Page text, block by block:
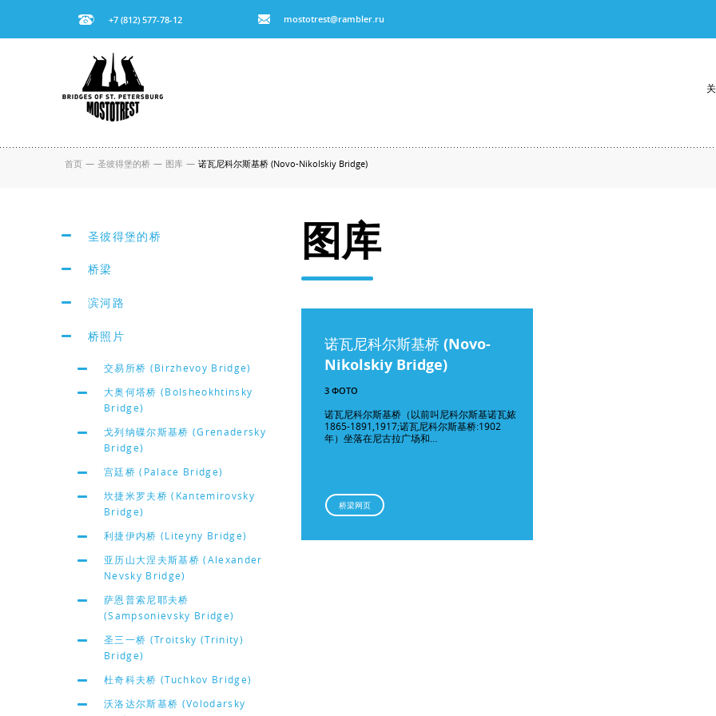
+7 (812) 577-78-12 mostotrest@rambler.ru
首页 — 圣彼得堡的桥 — 图库 — 诺瓦尼科尔斯基桥 (Novo-Nikolskiy Bridge)
圣彼得堡的桥
桥梁
滨河路
桥照片
交易所桥 (Birzhevoy Bridge)
大奥何塔桥 (Bolsheokhtinsky
Bridge)
戈列纳碟尔斯基桥 (Grenadersky
Bridge)
宫廷桥 (Palace Bridge)
坎捷米罗夫桥 (Kantemirovsky
Bridge)
利捷伊内桥 (Liteyny Bridge)
亚历山大涅夫斯基桥 (Alexander
Nevsky Bridge)
萨恩普索尼耶夫桥
(Sampsonievsky Bridge)
圣三一桥 (Troitsky (Trinity)
Bridge)
杜奇科夫桥 (Tuchkov Bridge)
沃洛达尔斯基桥 (Volodarsky
图库
诺瓦尼科尔斯基桥 (Novo-
Nikolskiy Bridge)
3 ФОТО
诺瓦尼科尔斯基桥（以前叫尼科尔斯基诺瓦㛄
1865-1891,1917;诺瓦尼科尔斯基桥:1902
年）坐落在尼古拉广场和…
桥梁网页